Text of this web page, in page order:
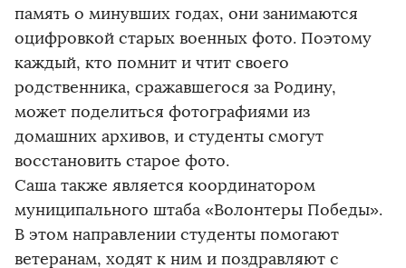
память о минувших годах, они занимаются
оцифровкой старых военных фото. Поэтому
каждый, кто помнит и чтит своего
родственника, сражавшегося за Родину,
может поделиться фотографиями из
домашних архивов, и студенты смогут
восстановить старое фото.
Саша также является координатором
муниципального штаба «Волонтеры Победы».
В этом направлении студенты помогают
ветеранам, ходят к ним и поздравляют с